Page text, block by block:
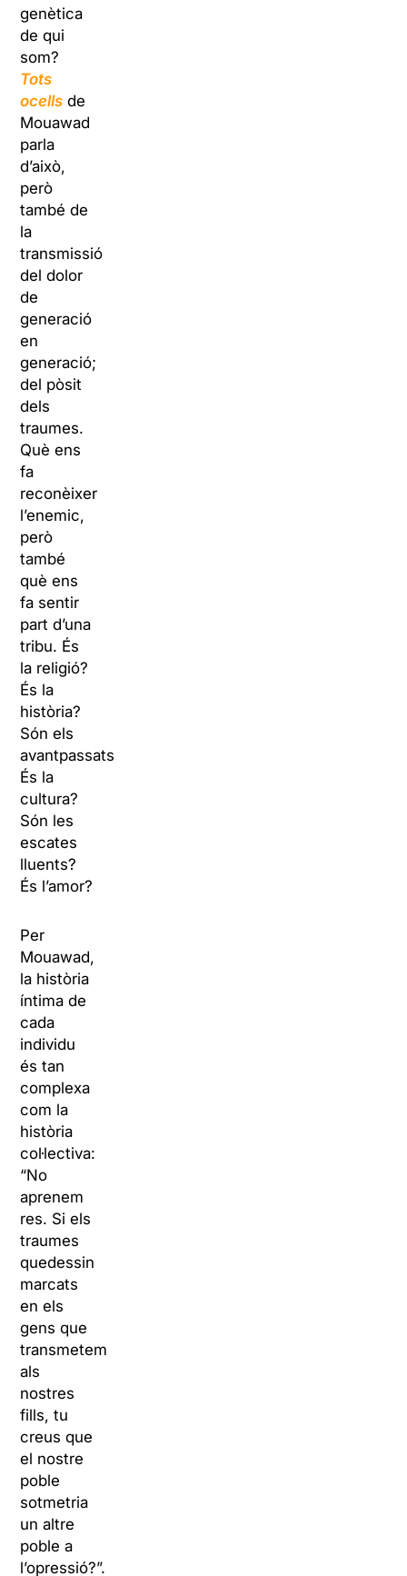
genètica
de qui
som?
Tots
ocells de
Mouawad
parla
d’això,
però
també de
la
transmissió
del dolor
de
generació
en
generació;
del pòsit
dels
traumes.
Què ens
fa
reconèixer
l’enemic,
però
també
què ens
fa sentir
part d’una
tribu. És
la religió?
És la
història?
Són els
avantpassats?
És la
cultura?
Són les
escates
lluents?
És l’amor?
Per
Mouawad,
la història
íntima de
cada
individu
és tan
complexa
com la
història
col·lectiva:
“No
aprenem
res. Si els
traumes
quedessin
marcats
en els
gens que
transmetem
als
nostres
fills, tu
creus que
el nostre
poble
sotmetria
un altre
poble a
l’opressió?”.